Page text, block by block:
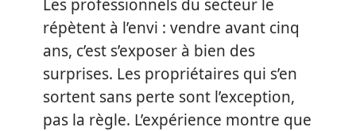
Les professionnels du secteur le
répètent à l’envi : vendre avant cinq
ans, c’est s’exposer à bien des
surprises. Les propriétaires qui s’en
sortent sans perte sont l’exception,
pas la règle. L’expérience montre que